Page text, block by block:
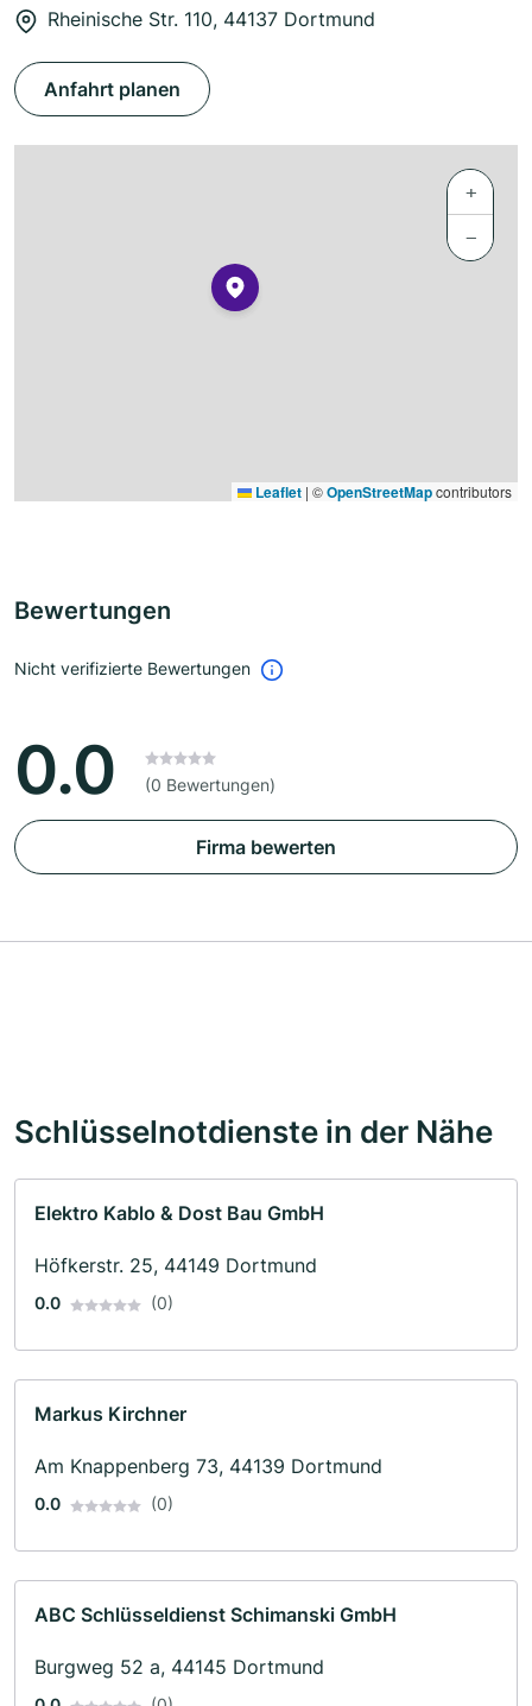
Rheinische Str. 110, 44137 Dortmund
Anfahrt planen
+
−
Leaflet | ©OpenStreetMapcontributors
Bewertungen
Nicht verifizierte Bewertungen
0.0 (0 Bewertungen)
Firma bewerten
Schlüsselnotdienste in der Nähe
Elektro Kablo & Dost Bau GmbH
Höfkerstr. 25, 44149 Dortmund
0.0 (0)
Markus Kirchner
Am Knappenberg 73, 44139 Dortmund
0.0 (0)
ABC Schlüsseldienst Schimanski GmbH
Burgweg 52 a, 44145 Dortmund